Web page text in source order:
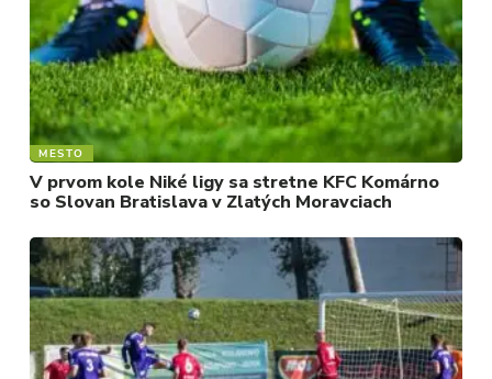
MESTO
V prvom kole Niké ligy sa stretne KFC Komárno
so Slovan Bratislava v Zlatých Moravciach